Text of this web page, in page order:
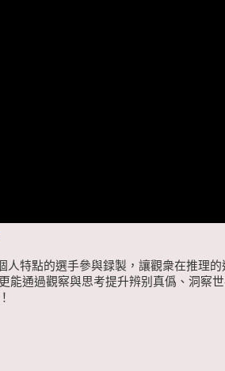
人特點的選手參與録製，讓觀衆在推理的
能通過觀察與思考提升辨别真僞、洞察